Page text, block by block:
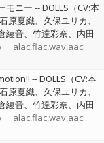
モニー --DOLLS（CV:本
原夏織、久保ユリカ、
綾音、竹達彩奈、内田
alac,flac,wav,aac:
--DOLLS（CV:本
原夏織、久保ユリカ、
綾音、竹達彩奈、内田
alac,flac,wav,aac: